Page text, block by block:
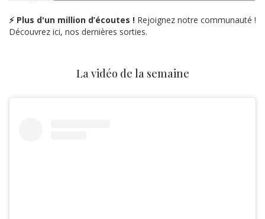
⚡ Plus d'un million d’écoutes ! Rejoignez notre communauté !
Découvrez ici, nos dernières sorties.
La vidéo de la semaine